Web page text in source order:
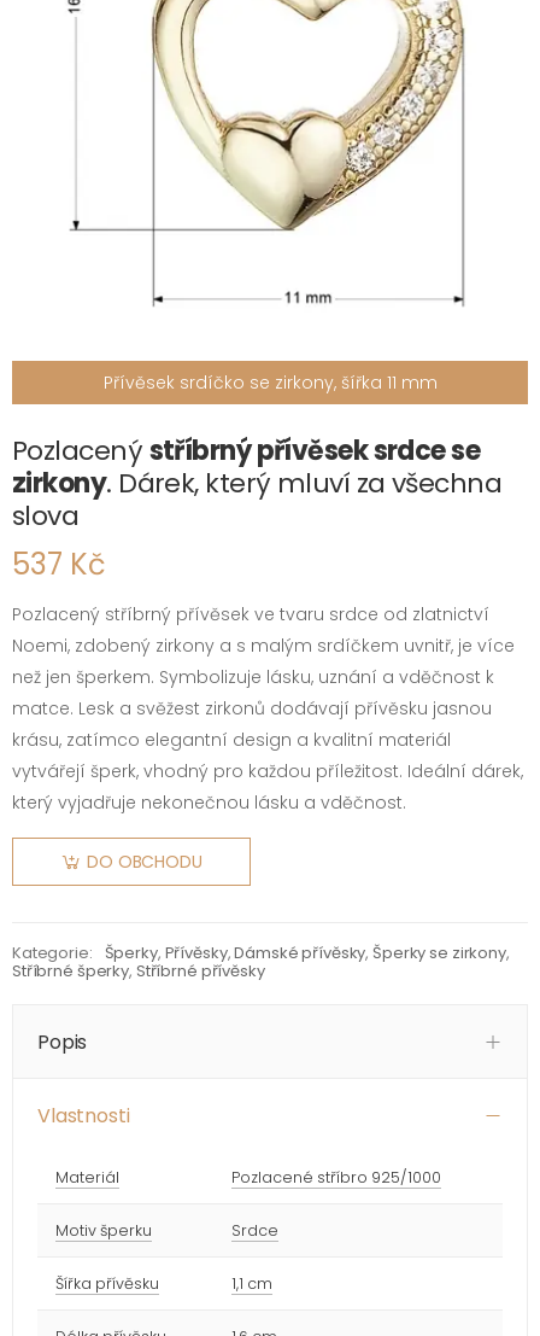
Přívěsek srdíčko se zirkony, šířka 11 mm
Pozlacenýstříbrný přívěsek srdce se
zirkony. Dárek, který mluví za všechna
slova
537 Kč
Pozlacený stříbrný přívěsek ve tvaru srdce od zlatnictví
Noemi, zdobený zirkony a s malým srdíčkem uvnitř, je více
než jen šperkem. Symbolizuje lásku, uznání a vděčnost k
matce. Lesk a svěžest zirkonů dodávají přívěsku jasnou
krásu, zatímco elegantní design a kvalitní materiál
vytvářejí šperk, vhodný pro každou příležitost. Ideální dárek,
který vyjadřuje nekonečnou lásku a vděčnost.
DO OBCHODU
Kategorie: Šperky, Přívěsky,Dámské přívěsky,Šperky se zirkony,
Stříbrné šperky, Stříbrné přívěsky
Popis
Vlastnosti
Materiál Pozlacené stříbro 925/1000
Motiv šperku Srdce
Šířka přívěsku 1,1 cm